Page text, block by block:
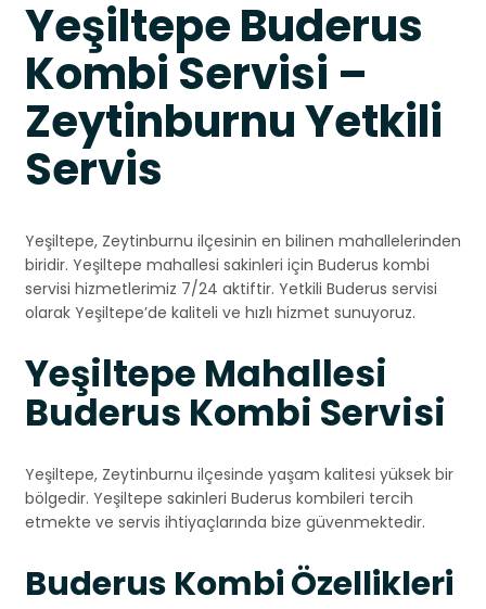
Yeşiltepe Buderus
Kombi Servisi –
Zeytinburnu Yetkili
Servis
Yeşiltepe, Zeytinburnu ilçesinin en bilinen mahallelerinden
biridir. Yeşiltepe mahallesi sakinleri için Buderus kombi
servisi hizmetlerimiz 7/24 aktiftir. Yetkili Buderus servisi
olarak Yeşiltepe’de kaliteli ve hızlı hizmet sunuyoruz.
Yeşiltepe Mahallesi
Buderus Kombi Servisi
Yeşiltepe, Zeytinburnu ilçesinde yaşam kalitesi yüksek bir
bölgedir. Yeşiltepe sakinleri Buderus kombileri tercih
etmekte ve servis ihtiyaçlarında bize güvenmektedir.
Buderus Kombi Özellikleri